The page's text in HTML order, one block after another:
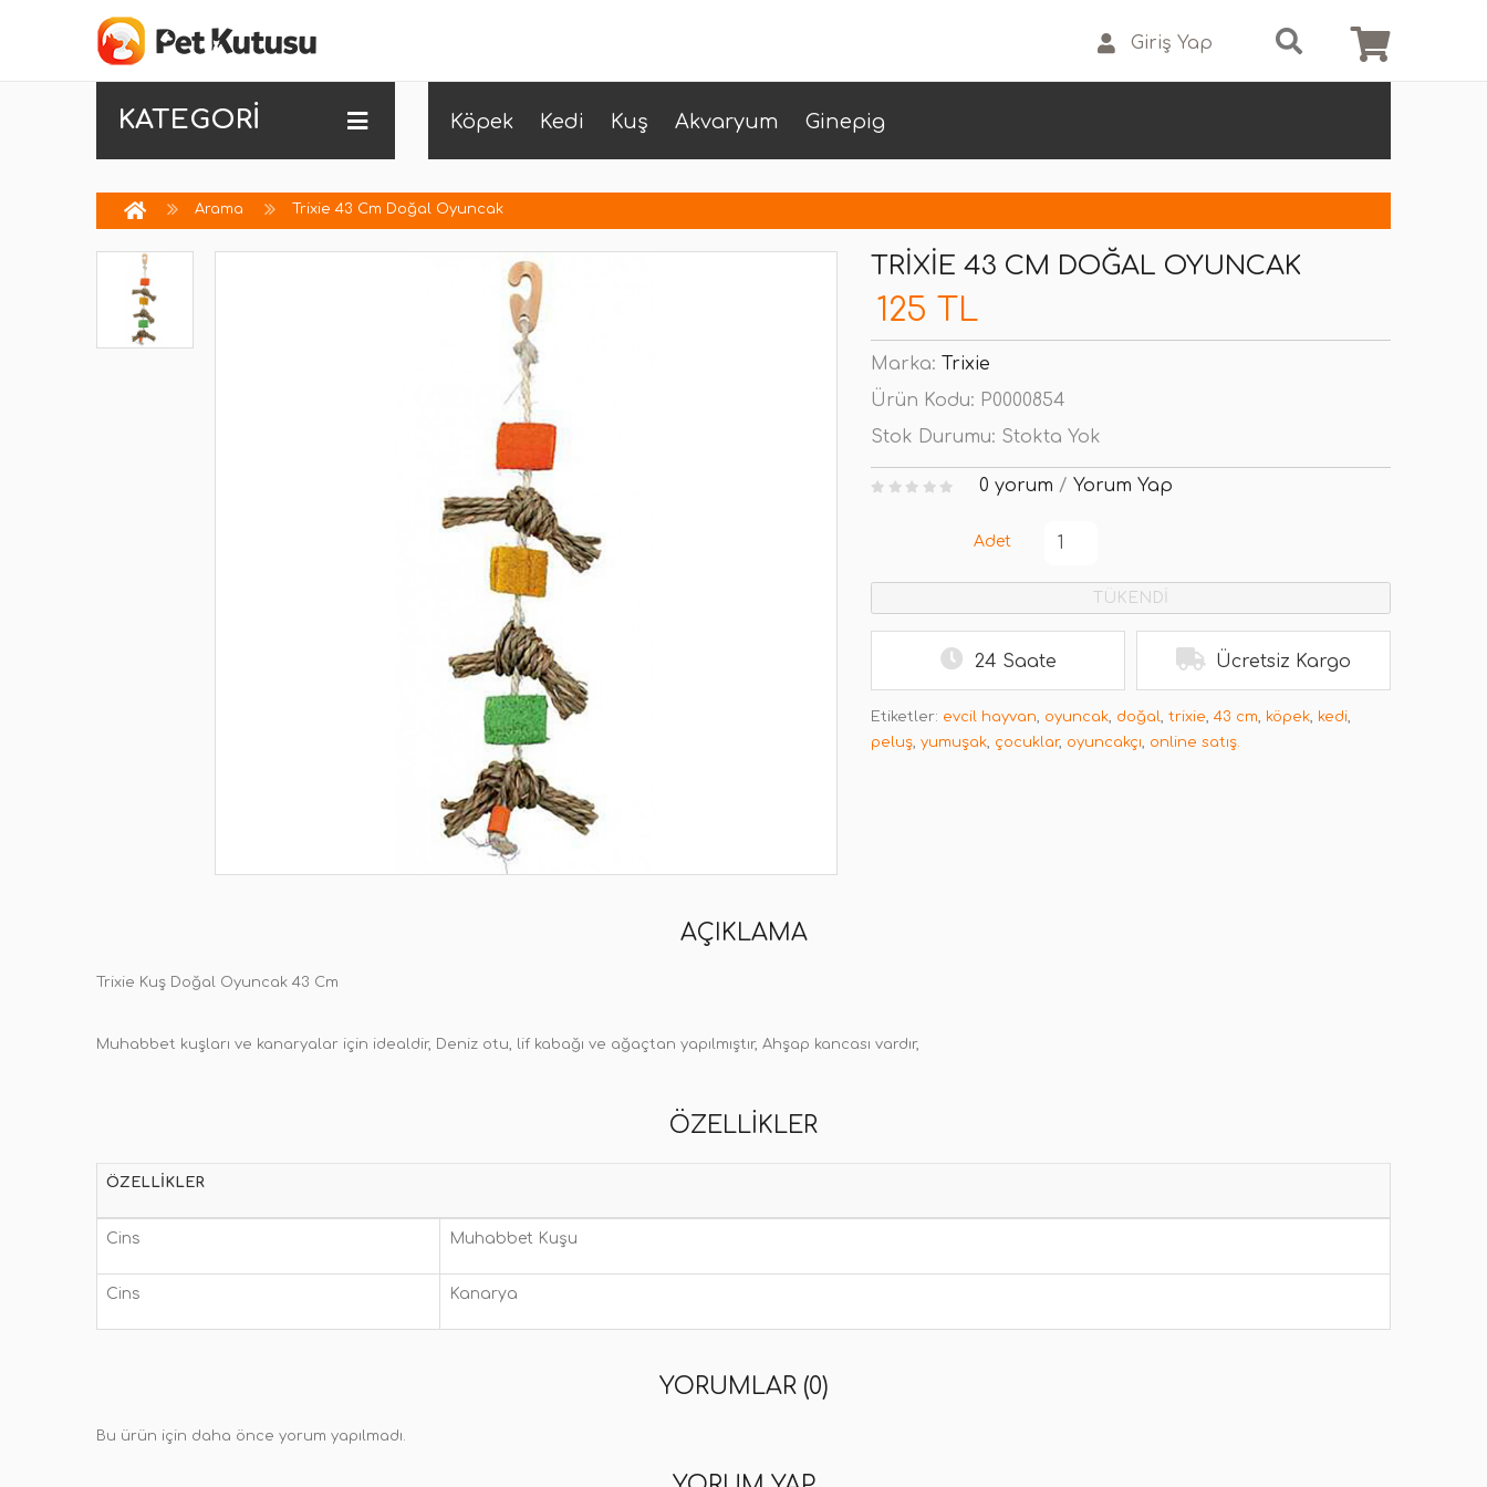
Giriş Yap
KATEGORİ Köpek Kedi Kuş Akvaryum Ginepig
Arama Trixie 43 Cm Doğal Oyuncak
TRIXIE 43 CM DOĞAL OYUNCAK
125 TL
Marka: Trixie
Ürün Kodu: P0000854
Stok Durumu: Stokta Yok
0 yorum / Yorum Yap
Adet
TÜKENDİ
24 Saate Ücretsiz Kargo
Etiketler: evcil hayvan, oyuncak, doğal, trixie, 43 cm, köpek, kedi,
peluş, yumuşak, çocuklar, oyuncakçı, online satış.
AÇIKLAMA
Trixie Kuş Doğal Oyuncak 43 Cm
Muhabbet kuşları ve kanaryalar için idealdir, Deniz otu, lif kabağı ve ağaçtan yapılmıştır, Ahşap kancası vardır,
ÖZELLIKLER
ÖZELLIKLER
Cins Muhabbet Kuşu
Cins Kanarya
YORUMLAR (0)
Bu ürün için daha önce yorum yapılmadı.